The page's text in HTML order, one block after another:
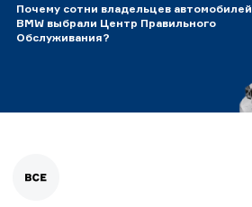
Почему сотни владельцев автомобилей
BMW выбрали Центр Правильного
Обслуживания?